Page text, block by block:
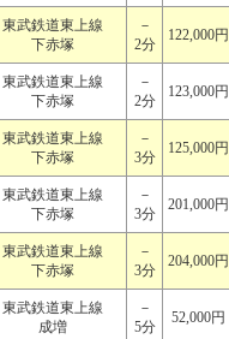
東武鉄道東上線
下赤塚
－
2分
122,000円
東武鉄道東上線
下赤塚
－
2分
123,000円
東武鉄道東上線
下赤塚
－
3分
125,000円
東武鉄道東上線
下赤塚
－
3分
201,000円
東武鉄道東上線
下赤塚
－
3分
204,000円
東武鉄道東上線
成増
－
5分
52,000円